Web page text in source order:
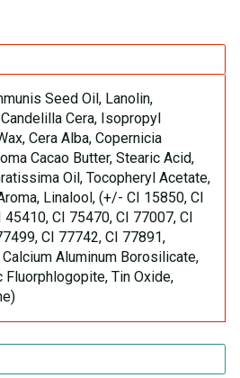
Seed Oil, Lanolin,
Cera, Isopropyl
Cera Alba, Copernicia
Cacao Butter, Stearic Acid,
Oil, Tocopheryl Acetate,
Linalool, (+/- CI 15850, CI
45410, CI 75470, CI 77007, CI
CI 77742, CI 77891,
Aluminum Borosilicate,
Fluorphlogopite, Tin Oxide,